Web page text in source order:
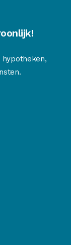
hypotheken,